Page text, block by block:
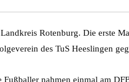
Rotenburg. Die erste
des TuS Heeslingen
nahmen einmal am